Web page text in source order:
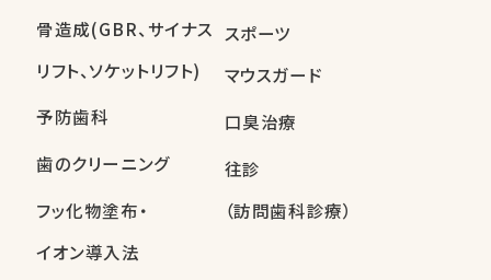
骨造成(GBR、サイナス
リフト、ソケットリフト)
予防歯科
歯のクリーニング
フッ化物塗布・
イオン導入法
スポーツ
マウスガード
口臭治療
往診
（訪問歯科診療）